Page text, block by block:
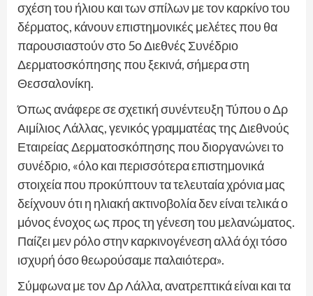
σχέση του ήλιου και των σπίλων με τον καρκίνο του
δέρματος, κάνουν επιστημονικές μελέτες που θα
παρουσιαστούν στο 5ο Διεθνές Συνέδριο
Δερματοσκόπησης που ξεκινά, σήμερα στη
Θεσσαλονίκη.
Όπως ανάφερε σε σχετική συνέντευξη Τύπου ο Δρ
Αιμίλιος Λάλλας, γενικός γραμματέας της Διεθνούς
Εταιρείας Δερματοσκόπησης που διοργανώνει το
συνέδριο, «όλο και περισσότερα επιστημονικά
στοιχεία που προκύπτουν τα τελευταία χρόνια μας
δείχνουν ότι η ηλιακή ακτινοβολία δεν είναι τελικά ο
μόνος ένοχος ως προς τη γένεση του μελανώματος.
Παίζει μεν ρόλο στην καρκινογένεση αλλά όχι τόσο
ισχυρή όσο θεωρούσαμε παλαιότερα».
Σύμφωνα με τον Δρ Λάλλα, ανατρεπτικά είναι και τα